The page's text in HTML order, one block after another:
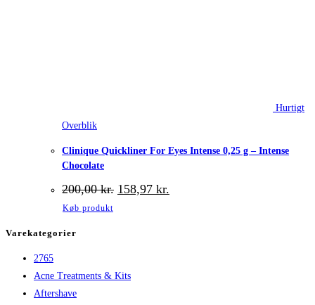
Hurtigt
Overblik
Clinique Quickliner For Eyes Intense 0,25 g – Intense
Chocolate
200,00kr. Den
oprindelige
158,97 kr.
aktuelle
Køb produkt
Varekategorier
2765
Acne Treatments & Kits
Aftershave